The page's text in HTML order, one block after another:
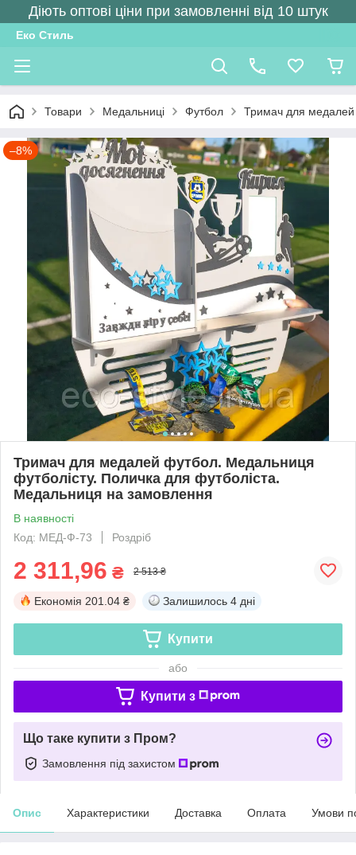
Діють оптові ціни при замовленні від 10 штук
Еко Стиль
Товари Медальниці Футбол Тримач для медалей
–8%
Тримач для медалей футбол. Медальниця
футболісту. Поличка для футболіста.
Медальниця на замовлення
В наявності
Код: МЕД-Ф-73
Роздріб
2 311,96 ₴ 2 513 ₴
Економія 201.04 ₴ Залишилось 4 дні
Купити
або
Купити з
Що таке купити з Пром?
Замовлення під захистом
Опис Характеристики Доставка Оплата Умови